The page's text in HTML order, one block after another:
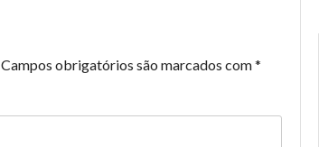
Campos obrigatórios são marcados com*